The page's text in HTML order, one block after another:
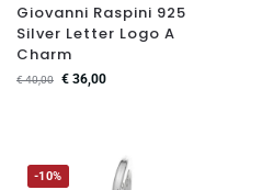
Giovanni Raspini 925
Silver Letter Logo A
Charm
€40,00 € 36,00
-10%